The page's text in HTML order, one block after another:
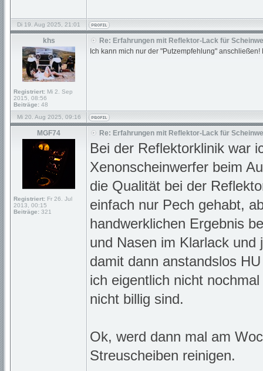
Di 19. Aug 2025, 21:01
khs
Registriert: Mi 2. Sep
2015, 08:56
Beiträge: 48
Re: Erfahrungen mit Reflektor-Lack für
Ich kann mich nur der "Putzempfehlung"
Mi 20. Aug 2025, 09:16
MGF74
Registriert: Fr 26. Jul
2013, 00:15
Beiträge: 321
Re: Erfahrungen mit Reflektor-Lack für
Bei der Reflektorklinik war
Xenonscheinwerfer beim
die Qualität bei der
einfach nur Pech gehabt,
handwerklichen Ergebnis
und Nasen im Klarlack
damit dann anstandslos
ich eigentlich nicht
nicht billig sind.
Ok, werd dann mal am
Streuscheiben reinigen.